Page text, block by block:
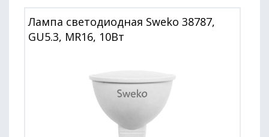
Лампа светодиодная Sweko 38787,
GU5.3, MR16, 10Вт